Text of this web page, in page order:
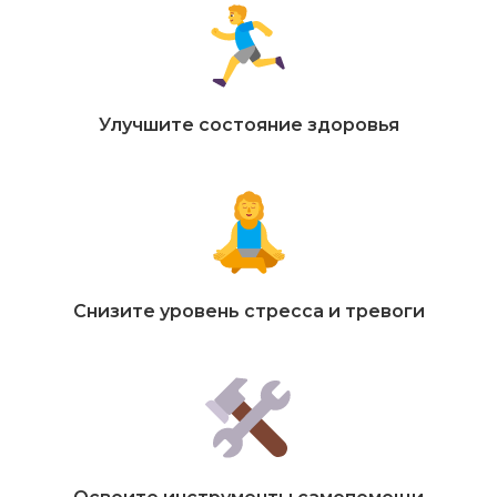
Улучшите состояние здоровья
Снизите уровень стресса и тревоги